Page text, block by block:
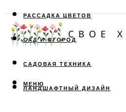
РАССАДКА ЦВЕТОВ
САД И ОГОРОД
САДОВАЯ ТЕХНИКА
ЛАНДШАФТНЫЙ ДИЗАЙН
МЕНЮ